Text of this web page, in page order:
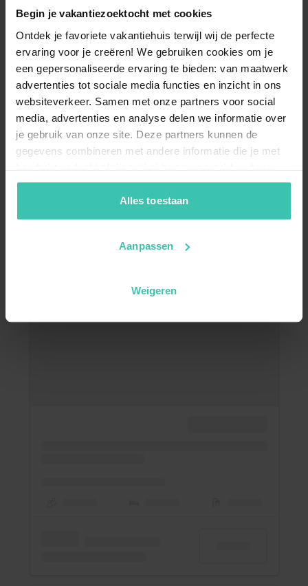
Begin je vakantiezoektocht met cookies
Ontdek je favoriete vakantiehuis terwijl wij de perfecte
ervaring voor je creëren! We gebruiken cookies om je
een gepersonaliseerde ervaring te bieden: van maatwerk
advertenties tot sociale media functies en inzicht in ons
websiteverkeer. Samen met onze partners voor social
media, advertenties en analyse delen we informatie over
je gebruik van onze site. Deze partners kunnen de
gegevens combineren met andere informatie die je met
hen hebt gedeeld of die zij hebben verzameld op basis
van je gebruik van hun diensten. Zo zorgen we ervoor dat
jouw vakantiezoektocht soepel en op maat verloopt!
Alles toestaan
Aanpassen
Weigeren